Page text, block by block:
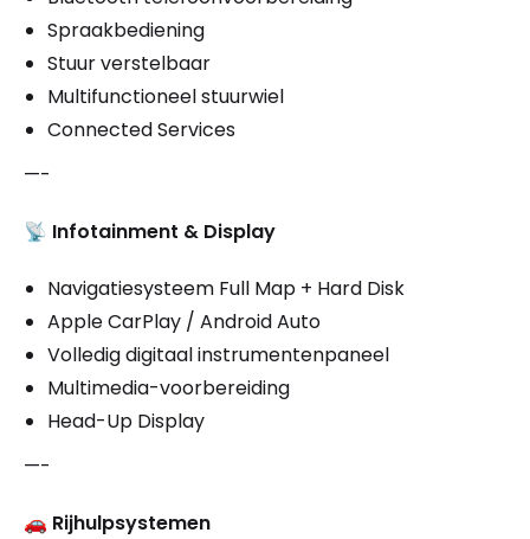
Spraakbediening
Stuur verstelbaar
Multifunctioneel stuurwiel
Connected Services
—-
📡 Infotainment & Display
Navigatiesysteem Full Map + Hard Disk
Apple CarPlay / Android Auto
Volledig digitaal instrumentenpaneel
Multimedia-voorbereiding
Head-Up Display
—-
🚗 Rijhulpsystemen